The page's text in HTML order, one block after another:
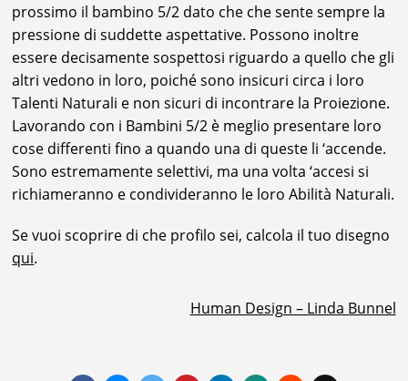
prossimo il bambino 5/2 dato che che sente sempre la
pressione di suddette aspettative. Possono inoltre
essere decisamente sospettosi riguardo a quello che gli
altri vedono in loro, poiché sono insicuri circa i loro
Talenti Naturali e non sicuri di incontrare la Proiezione.
Lavorando con i Bambini 5/2 è meglio presentare loro
cose differenti fino a quando una di queste li ‘accende.
Sono estremamente selettivi, ma una volta ‘accesi si
richiameranno e condivideranno le loro Abilità Naturali.
Se vuoi scoprire di che profilo sei, calcola il tuo disegno
qui.
Human Design – Linda Bunnel